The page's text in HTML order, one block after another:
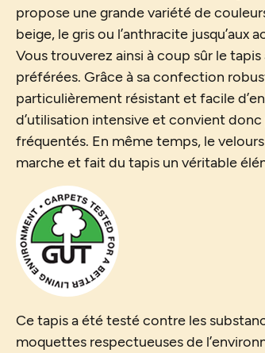
propose une grande variété de
beige, le gris ou l’anthracite
Vous trouverez ainsi à coup sûr le
préférées. Grâce à sa confection
particulièrement résistant et facile
d’utilisation intensive et convient
fréquentés. En même temps, le
marche et fait du tapis un véritable
Ce tapis a été testé contre les
moquettes respectueuses de